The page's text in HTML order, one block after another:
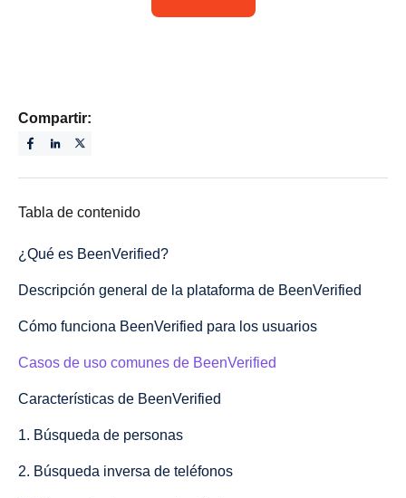
Compartir:
Tabla de contenido
¿Qué es BeenVerified?
Descripción general de la plataforma de BeenVerified
Cómo funciona BeenVerified para los usuarios
Casos de uso comunes de BeenVerified
Características de BeenVerified
1. Búsqueda de personas
2. Búsqueda inversa de teléfonos